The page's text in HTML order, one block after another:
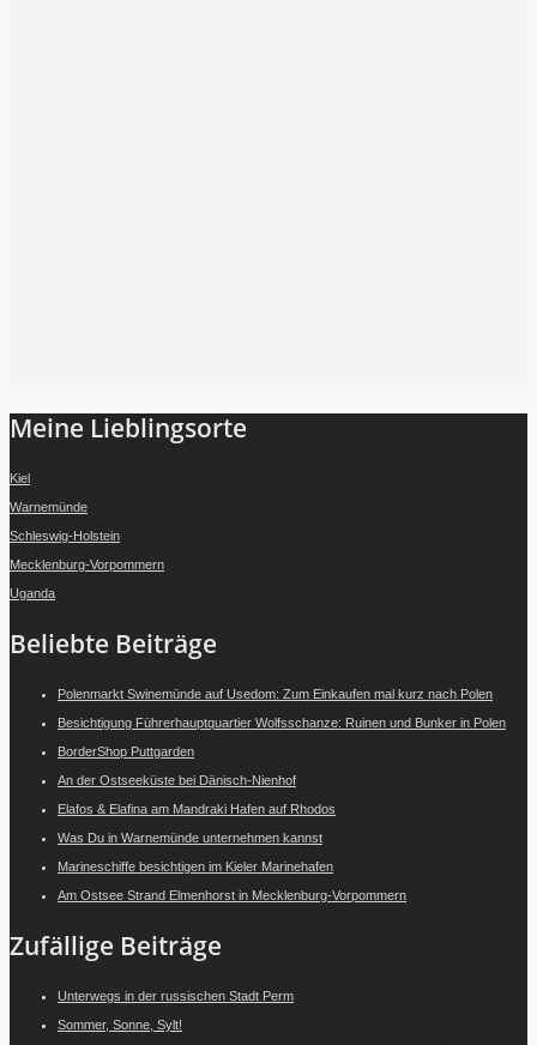
Meine Lieblingsorte
Kiel
Warnemünde
Schleswig-Holstein
Mecklenburg-Vorpommern
Uganda
Beliebte Beiträge
Polenmarkt Swinemünde auf Usedom: Zum Einkaufen mal kurz nach Polen
Besichtigung Führerhauptquartier Wolfsschanze: Ruinen und Bunker in Polen
BorderShop Puttgarden
An der Ostseeküste bei Dänisch-Nienhof
Elafos & Elafina am Mandraki Hafen auf Rhodos
Was Du in Warnemünde unternehmen kannst
Marineschiffe besichtigen im Kieler Marinehafen
Am Ostsee Strand Elmenhorst in Mecklenburg-Vorpommern
Zufällige Beiträge
Unterwegs in der russischen Stadt Perm
Sommer, Sonne, Sylt!